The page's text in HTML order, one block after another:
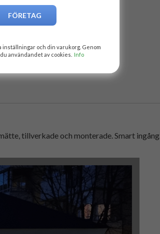
FÖRETAG
och din varukorg. Genom
användandet av cookies. Info
tillverkade och monterade. Smart